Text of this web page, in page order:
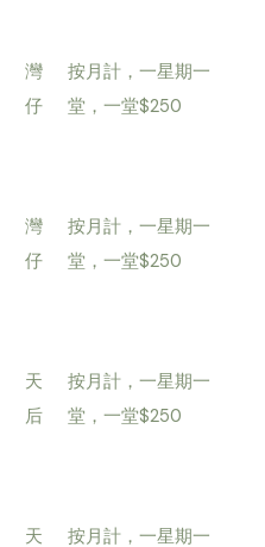
灣
仔
按月計，一星期一
堂，一堂$250
灣
仔
按月計，一星期一
堂，一堂$250
天
后
按月計，一星期一
堂，一堂$250
天 按月計，一星期一